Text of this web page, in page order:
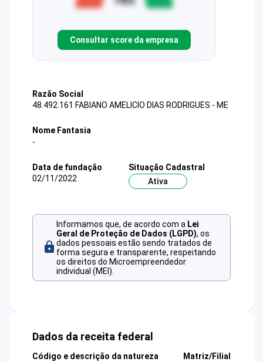
Consultar score da empresa
Razão Social
48.492.161 FABIANO AMELICIO DIAS RODRIGUES - ME
Nome Fantasia
-
Data de fundação
02/11/2022
Situação Cadastral
Ativa
Informamos que, de acordo com a Lei
Geral de Proteção de Dados (LGPD), os
dados pessoais estão sendo tratados de
forma segura e transparente, respeitando
os direitos do Microempreendedor
individual (MEI).
Dados da receita federal
Código e descrição da natureza
Matriz/Filial